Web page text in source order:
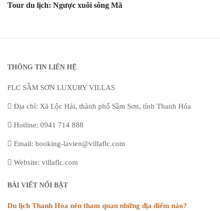
Tour du lịch: Ngược xuôi sông Mã
THÔNG TIN LIÊN HỆ
FLC SẦM SƠN LUXURY VILLAS
Địa chỉ: Xã Lộc Hải, thành phố Sầm Sơn, tỉnh Thanh Hóa
Hotline: 0941 714 888
Email: booking-lavien@villaflc.com
Website: villaflc.com
BÀI VIẾT NỔI BẬT
Du lịch Thanh Hóa nên tham quan những địa điểm nào?